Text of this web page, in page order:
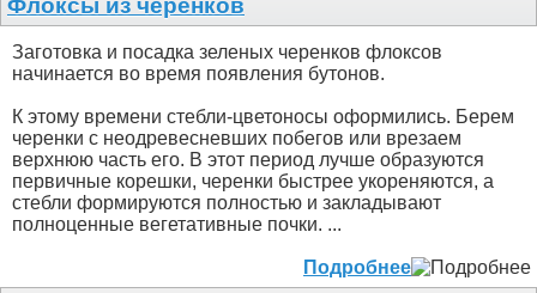
Флоксы из черенков
Заготовка и посадка зеленых черенков флоксов
начинается во время появления бутонов.
К этому времени стебли-цветоносы оформились. Берем
черенки с неодревесневших побегов или врезаем
верхнюю часть его. В этот период лучше образуются
первичные корешки, черенки быстрее укореняются, а
стебли формируются полностью и закладывают
полноценные вегетативные почки. ...
Подробнее